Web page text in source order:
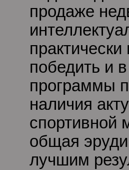
продаже
победить и
программы
наличия
спортивной
общая
лучшим